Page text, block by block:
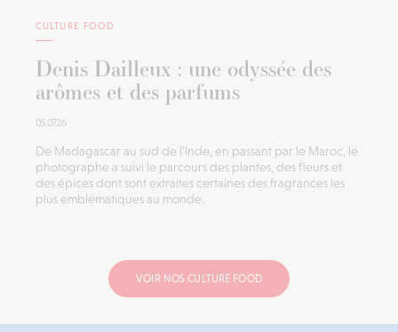
CULTURE FOOD
Denis Dailleux : une odyssée des
arômes et des parfums
05.07.26
De Madagascar au sud de l’Inde, en passant par le Maroc, le
photographe a suivi le parcours des plantes, des fleurs et
des épices dont sont extraites certaines des fragrances les
plus emblématiques au monde.
VOIR NOS CULTURE FOOD